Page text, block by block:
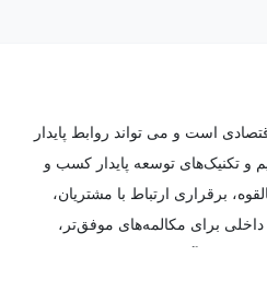
است و می تواند روابط پایدار
و تکنیک‌های توسعه پایدار کسب و
برقراری ارتباط با مشتریان،
برای مکالمه‌های موفق‌تر،